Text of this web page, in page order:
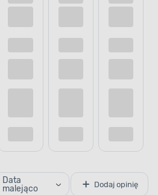
Data
malejąco
Dodaj opinię